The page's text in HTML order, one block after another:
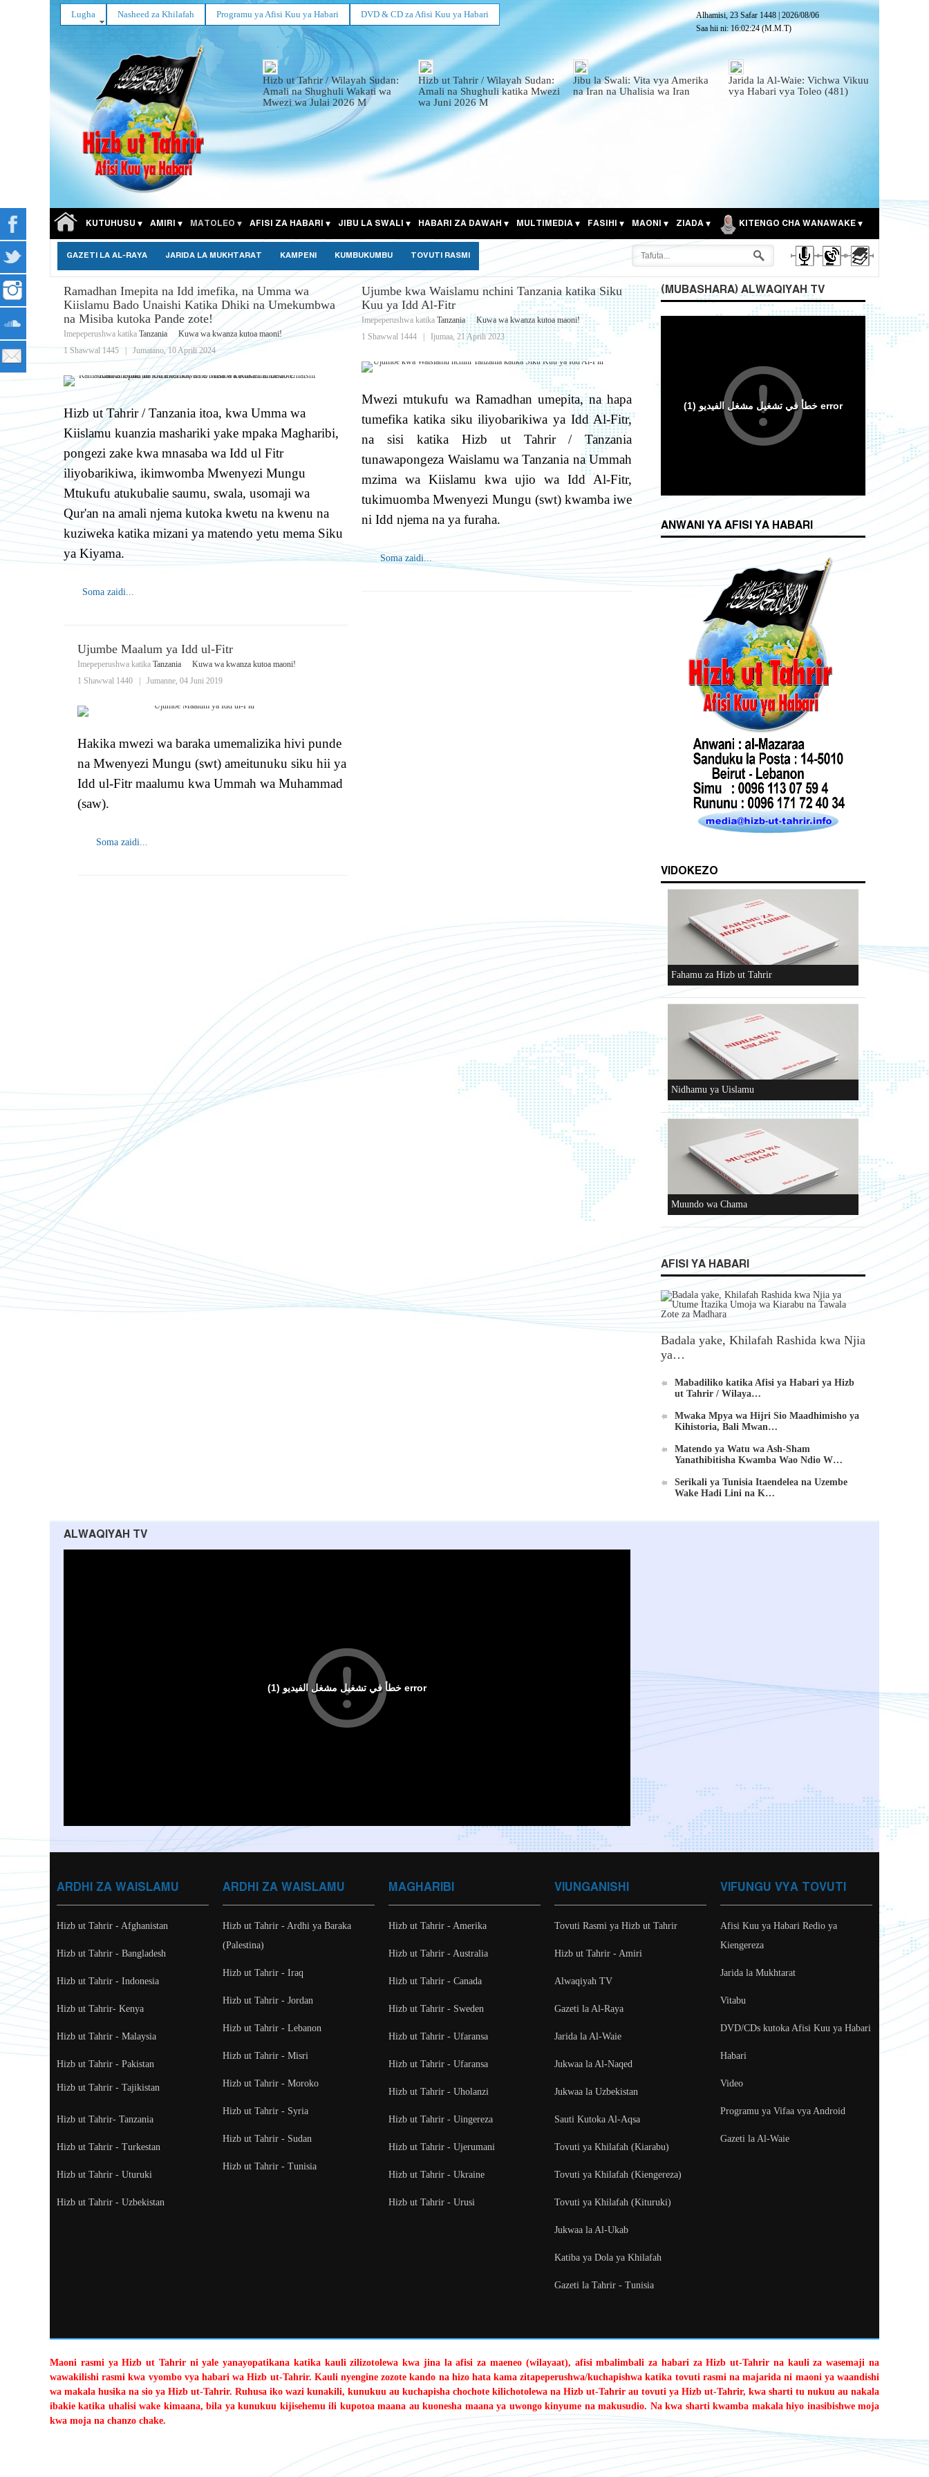
Alhamisi, 23 Safar 1448 2026/08/06
Saa hii ni:16:02:25(M.M.T)
Lugha Nasheed za Khilafah Programu ya Afisi Kuu ya Habari DVD & CD za Afisi Kuu ya Habari
Hizb ut Tahrir / Wilayah Sudan:
Amali na Shughuli Wakati wa
Mwezi wa Julai 2026 M
Hizb ut Tahrir / Wilayah Sudan:
Amali na Shughuli katika Mwezi
wa Juni 2026 M
Jibu la Swali: Vita vya Amerika
na Iran na Uhalisia wa Iran
Jarida la Al-Waie: Vichwa Vikuu
vya Habari vya Toleo (481)
KUTUHUSU AMIRI MATOLEO AFISI ZA HABARI JIBU LA SWALI HABARI ZA DAWAH MULTIMEDIA FASIHI MAONI ZIADA KITENGO CHA WANAWAKE
GAZETI LA AL-RAYA JARIDA LA MUKHTARAT KAMPENI KUMBUKUMBU TOVUTI RASMI
Ramadhan Imepita na Idd imefika, na Umma wa
Kiislamu Bado Unaishi Katika Dhiki na Umekumbwa
na Misiba kutoka Pande zote!
Imepeperushwa katika Tanzania
Kuwa wa kwanza kutoa maoni!
1 Shawwal 1445
Jumatano, 10 Aprili 2024
Hizb ut Tahrir / Tanzania itoa, kwa Umma wa
Kiislamu kuanzia mashariki yake mpaka Magharibi,
pongezi zake kwa mnasaba wa Idd ul Fitr
iliyobarikiwa, ikimwomba Mwenyezi Mungu
Mtukufu atukubalie saumu, swala, usomaji wa
Qur'an na amali njema kutoka kwetu na kwenu na
kuziweka katika mizani ya matendo yetu mema Siku
ya Kiyama.
Soma zaidi...
Ujumbe kwa Waislamu nchini Tanzania katika Siku
Kuu ya Idd Al-Fitr
Imepeperushwa katika Tanzania
Kuwa wa kwanza kutoa maoni!
1 Shawwal 1444
Ijumaa, 21 Aprili 2023
Mwezi mtukufu wa Ramadhan umepita, na hapa
tumefika katika siku iliyobarikiwa ya Idd Al-Fitr,
na sisi katika Hizb ut Tahrir / Tanzania
tunawapongeza Waislamu wa Tanzania na Ummah
mzima wa Kiislamu kwa ujio wa Idd Al-Fitr,
tukimuomba Mwenyezi Mungu (swt) kwamba iwe
ni Idd njema na ya furaha.
Soma zaidi...
Ujumbe Maalum ya Idd ul-Fitr
Imepeperushwa katika Tanzania
Kuwa wa kwanza kutoa maoni!
1 Shawwal 1440
Jumanne, 04 Juni 2019
Hakika mwezi wa baraka umemalizika hivi punde
na Mwenyezi Mungu (swt) ameitunuku siku hii ya
Idd ul-Fitr maalumu kwa Ummah wa Muhammad
(saw).
Soma zaidi...
(MUBASHARA) ALWAQIYAH TV
ANWANI YA AFISI YA HABARI
VIDOKEZO
Fahamu za Hizb ut Tahrir
Nidhamu ya Uislamu
Muundo wa Chama
AFISI YA HABARI
Badala yake, Khilafah Rashida kwa Njia
ya…
Mabadiliko katika Afisi ya Habari ya Hizb
ut Tahrir / Wilaya…
Mwaka Mpya wa Hijri Sio Maadhimisho ya
Kihistoria, Bali Mwan…
Matendo ya Watu wa Ash-Sham
Yanathibitisha Kwamba Wao Ndio W…
Serikali ya Tunisia Itaendelea na Uzembe
Wake Hadi Lini na K…
ALWAQIYAH TV
VIFUNGU VYA TOVUTI
Afisi Kuu ya Habari Redio ya
Kiengereza
Jarida la Mukhtarat
Vitabu
DVD/CDs kutoka Afisi Kuu ya Habari
Habari
Video
Programu ya Vifaa vya Android
Gazeti la Al-Waie
VIUNGANISHI
Tovuti Rasmi ya Hizb ut Tahrir
Hizb ut Tahrir - Amiri
Alwaqiyah TV
Gazeti la Al-Raya
Jarida la Al-Waie
Jukwaa la Al-Naqed
Jukwaa la Uzbekistan
Sauti Kutoka Al-Aqsa
Tovuti ya Khilafah (Kiarabu)
Tovuti ya Khilafah (Kiengereza)
Tovuti ya Khilafah (Kituruki)
Jukwaa la Al-Ukab
Katiba ya Dola ya Khilafah
Gazeti la Tahrir - Tunisia
MAGHARIBI
Hizb ut Tahrir - Amerika
Hizb ut Tahrir - Australia
Hizb ut Tahrir - Canada
Hizb ut Tahrir - Sweden
Hizb ut Tahrir - Ufaransa
Hizb ut Tahrir - Ufaransa
Hizb ut Tahrir - Uholanzi
Hizb ut Tahrir - Uingereza
Hizb ut Tahrir - Ujerumani
Hizb ut Tahrir - Ukraine
Hizb ut Tahrir - Urusi
ARDHI ZA WAISLAMU
Hizb ut Tahrir - Ardhi ya Baraka
(Palestina)
Hizb ut Tahrir - Iraq
Hizb ut Tahrir - Jordan
Hizb ut Tahrir - Lebanon
Hizb ut Tahrir - Misri
Hizb ut Tahrir - Moroko
Hizb ut Tahrir - Syria
Hizb ut Tahrir - Sudan
Hizb ut Tahrir - Tunisia
ARDHI ZA WAISLAMU
Hizb ut Tahrir - Afghanistan
Hizb ut Tahrir - Bangladesh
Hizb ut Tahrir - Indonesia
Hizb ut Tahrir- Kenya
Hizb ut Tahrir - Malaysia
Hizb ut Tahrir - Pakistan
Hizb ut Tahrir - Tajikistan
Hizb ut Tahrir- Tanzania
Hizb ut Tahrir - Turkestan
Hizb ut Tahrir - Uturuki
Hizb ut Tahrir - Uzbekistan
Maoni rasmi ya Hizb ut Tahrir ni yale yanayopatikana katika kauli zilizotolewa kwa jina la afisi za maeneo (wilayaat), afisi mbalimbali za habari za Hizb ut-Tahrir na kauli za wasemaji na
wawakilishi rasmi kwa vyombo vya habari wa Hizb ut-Tahrir. Kauli nyengine zozote kando na hizo hata kama zitapeperushwa/kuchapishwa katika tovuti rasmi na majarida ni maoni ya waandishi
wa makala husika na sio ya Hizb ut-Tahrir. Ruhusa iko wazi kunakili, kunukuu au kuchapisha chochote kilichotolewa na Hizb ut-Tahrir au tovuti ya Hizb ut-Tahrir, kwa sharti tu nukuu au nakala
ibakie katika uhalisi wake kimaana, bila ya kunukuu kijisehemu ili kupotoa maana au kuonesha maana ya uwongo kinyume na makusudio. Na kwa sharti kwamba makala hiyo inasibishwe moja
kwa moja na chanzo chake.